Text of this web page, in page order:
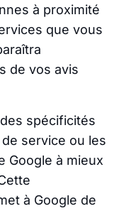
à proximité
que vous
de vos avis
spécificités
service ou les
Google à mieux
à Google de